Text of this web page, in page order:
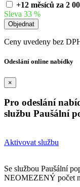
+12 měsíců za 2
Sleva 33 %
Ceny uvedeny bez
Odeslání online nabídky
×
Pro odeslání
službu Paušální
Aktivovat službu
Se službou Paušální
NEOMEZENÝ počet